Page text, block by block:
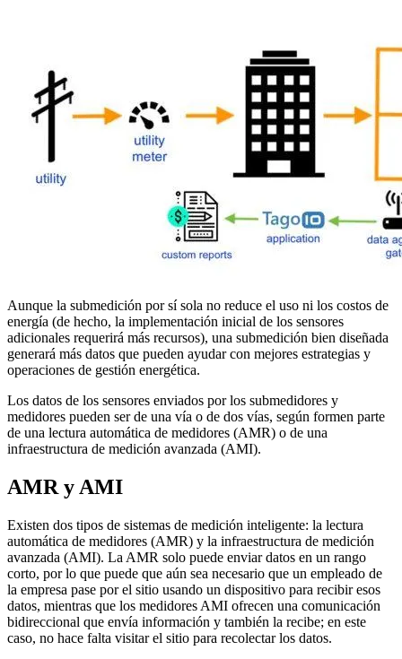
Aunque la submedición por sí sola no reduce el uso ni los costos de
energía (de hecho, la implementación inicial de los sensores
adicionales requerirá más recursos), una submedición bien diseñada
generará más datos que pueden ayudar con mejores estrategias y
operaciones de gestión energética.
Los datos de los sensores enviados por los submedidores y
medidores pueden ser de una vía o de dos vías, según formen parte
de una lectura automática de medidores (AMR) o de una
infraestructura de medición avanzada (AMI).
AMR y AMI
Existen dos tipos de sistemas de medición inteligente: la lectura
automática de medidores (AMR) y la infraestructura de medición
avanzada (AMI). La AMR solo puede enviar datos en un rango
corto, por lo que puede que aún sea necesario que un empleado de
la empresa pase por el sitio usando un dispositivo para recibir esos
datos, mientras que los medidores AMI ofrecen una comunicación
bidireccional que envía información y también la recibe; en este
caso, no hace falta visitar el sitio para recolectar los datos.